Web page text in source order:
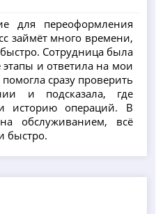
для переоформления
займёт много времени,
Сотрудница была
и ответила на мои
сразу проверить
и подсказала, где
историю операций. В
обслуживанием, всё
быстро.